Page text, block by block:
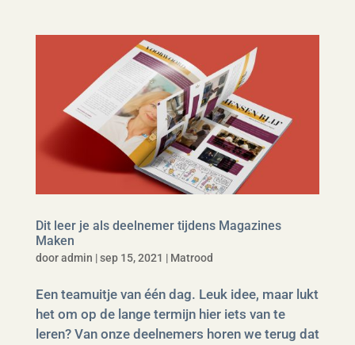
Dit leer je als deelnemer tijdens Magazines
Maken
dooradmin |sep 15, 2021 | Matrood
Een teamuitje van één dag. Leuk idee, maar lukt
het om op de lange termijn hier iets van te
leren? Van onze deelnemers horen we terug dat